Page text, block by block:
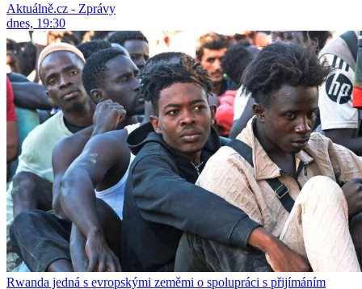
Aktuálně.cz - Zprávy
dnes, 19:30
Rwanda jedná s evropskými zeměmi o spolupráci s přijímáním